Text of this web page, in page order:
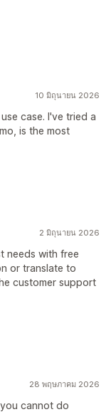
10 มิถุนายน 2026
case. I've tried a
is the most
2 มิถุนายน 2026
needs with free
or translate to
customer support
28 พฤษภาคม 2026
cannot do